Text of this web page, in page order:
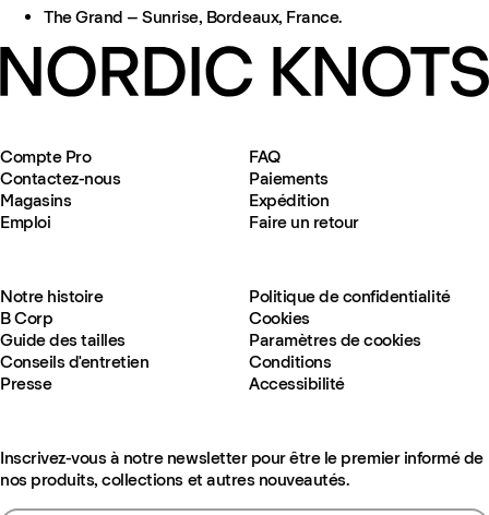
The Grand – Sunrise, Bordeaux, France.
Compte Pro
Contactez-nous
Magasins
Emploi
FAQ
Paiements
Expédition
Faire un retour
Notre histoire
B Corp
Guide des tailles
Conseils d'entretien
Presse
Politique de confidentialité
Cookies
Paramètres de cookies
Conditions
Accessibilité
Inscrivez-vous à notre newsletter pour être le premier informé de
nos produits, collections et autres nouveautés.